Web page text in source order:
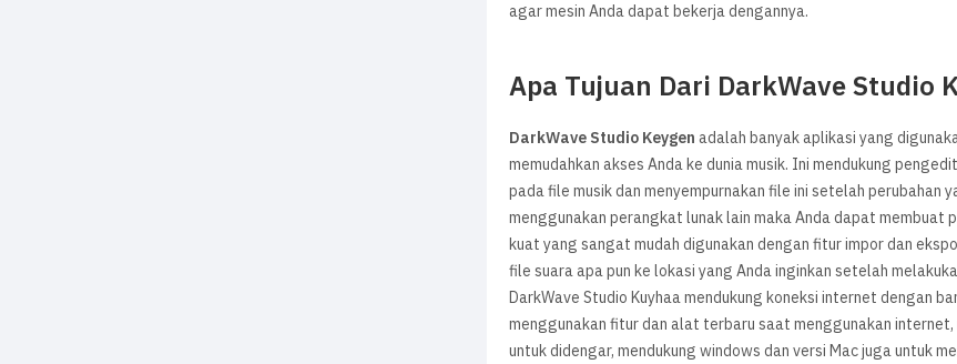
agar mesin Anda dapat bekerja dengannya.
Apa Tujuan Dari DarkWave Studio
DarkWave Studio Keygenadalah banyak aplikasi yang
memudahkan akses Anda ke dunia musik. Ini mendukung
pada file musik dan menyempurnakan file ini setelah perubahan
menggunakan perangkat lunak lain maka Anda dapat
kuat yang sangat mudah digunakan dengan fitur impor dan
file suara apa pun ke lokasi yang Anda inginkan setelah
DarkWave Studio Kuyhaa mendukung koneksi internet dengan
menggunakan fitur dan alat terbaru saat menggunakan
untuk didengar, mendukung windows dan versi Mac juga untuk